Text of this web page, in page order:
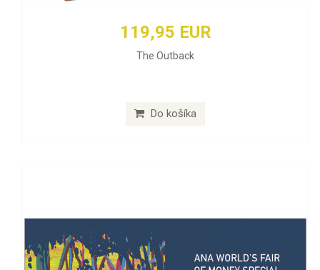
119,95 EUR
The Outback
Do košíka